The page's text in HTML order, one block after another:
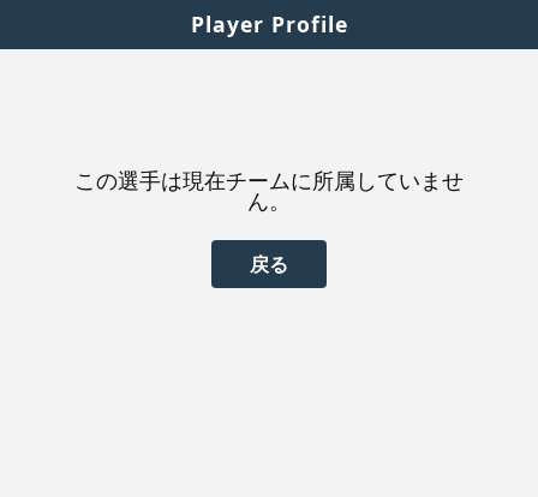
Player Profile
この選手は現在チームに所属していませ
ん。
戻る